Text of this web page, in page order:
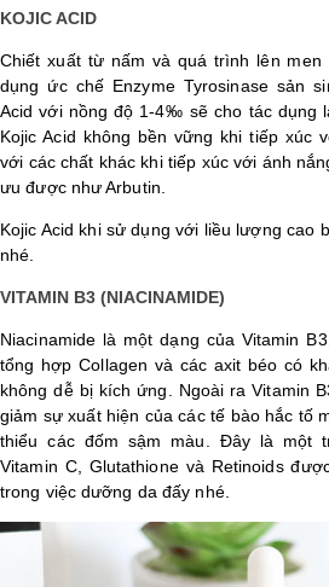
KOJIC ACID
Chiết xuất từ nấm và quá trình lên men
dụng ức chế Enzyme Tyrosinase sản
Acid với nồng độ 1-4‰ sẽ cho tác dụng
Kojic Acid không bền vững khi tiếp xúc
với các chất khác khi tiếp xúc với ánh
ưu được như Arbutin.
Kojic Acid khi sử dụng với liều lượng cao
nhé.
VITAMIN B3 (NIACINAMIDE)
Niacinamide là một dạng của Vitamin
tổng hợp Collagen và các axit béo có
không dễ bị kích ứng. Ngoài ra Vitamin
giảm sự xuất hiện của các tế bào hắc tố
thiểu các đốm sậm màu. Đây là một
Vitamin C, Glutathione và Retinoids
trong việc dưỡng da đấy nhé.